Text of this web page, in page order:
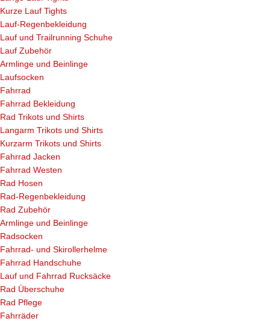
Kurze Lauf Tights
Lauf-Regenbekleidung
Lauf und Trailrunning Schuhe
Lauf Zubehör
Armlinge und Beinlinge
Laufsocken
Fahrrad
Fahrrad Bekleidung
Rad Trikots und Shirts
Langarm Trikots und Shirts
Kurzarm Trikots und Shirts
Fahrrad Jacken
Fahrrad Westen
Rad Hosen
Rad-Regenbekleidung
Rad Zubehör
Armlinge und Beinlinge
Radsocken
Fahrrad- und Skirollerhelme
Fahrrad Handschuhe
Lauf und Fahrrad Rucksäcke
Rad Überschuhe
Rad Pflege
Fahrräder